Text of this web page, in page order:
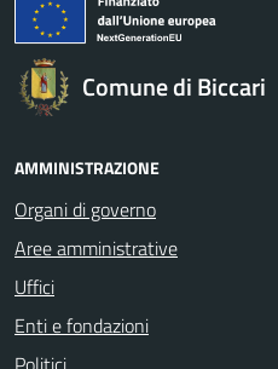
Comune di Biccari
AMMINISTRAZIONE
Organi di governo
Aree amministrative
Uffici
Enti e fondazioni